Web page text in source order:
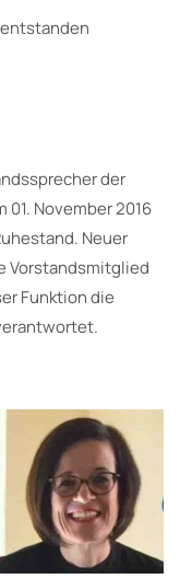
der
November 2016
Neuer
Vorstandsmitglied
Funktion die